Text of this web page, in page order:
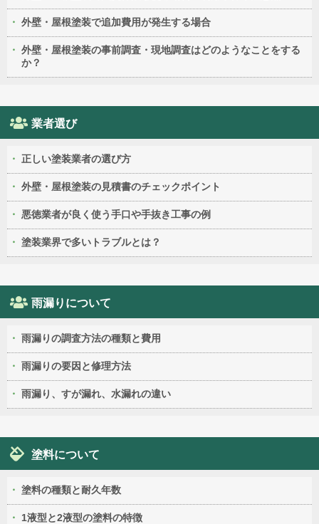
外壁・屋根塗装で追加費用が発生する場合
外壁・屋根塗装の事前調査・現地調査はどのようなことをする
か？
業者選び
正しい塗装業者の選び方
外壁・屋根塗装の見積書のチェックポイント
悪徳業者が良く使う手口や手抜き工事の例
塗装業界で多いトラブルとは？
雨漏りについて
雨漏りの調査方法の種類と費用
雨漏りの要因と修理方法
雨漏り、すが漏れ、水漏れの違い
塗料について
塗料の種類と耐久年数
1液型と2液型の塗料の特徴